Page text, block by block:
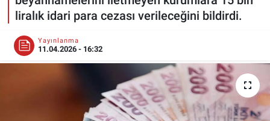
liralık idari para cezası verileceğini bildirdi.
Yayınlanma
11.04.2026 - 16:32
YEMEK
ESKİŞEHİR NÖBETÇİ ECZANELER
Eskişehir Haber İçerikleri
Eskişehir Hava Durumu
Haber Arşivi